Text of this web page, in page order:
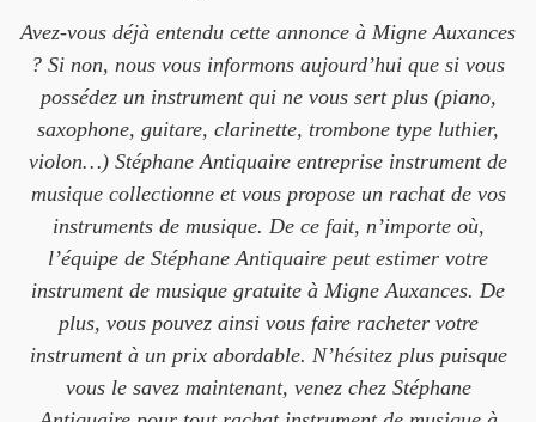
Avez-vous déjà entendu cette annonce à Migne Auxances
? Si non, nous vous informons aujourd’hui que si vous
possédez un instrument qui ne vous sert plus (piano,
saxophone, guitare, clarinette, trombone type luthier,
violon…) Stéphane Antiquaire entreprise instrument de
musique collectionne et vous propose un rachat de vos
instruments de musique. De ce fait, n’importe où,
l’équipe de Stéphane Antiquaire peut estimer votre
instrument de musique gratuite à Migne Auxances. De
plus, vous pouvez ainsi vous faire racheter votre
instrument à un prix abordable. N’hésitez plus puisque
vous le savez maintenant, venez chez Stéphane